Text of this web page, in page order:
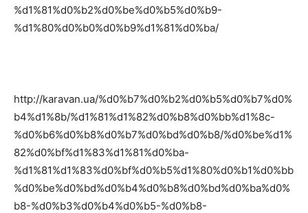
%d1%81%d0%b2%d0%be%d0%b5%d0%b9-
%d1%80%d0%b0%d0%b9%d1%81%d0%ba/
http://karavan.ua/%d0%b7%d0%b2%d0%b5%d0%b7%d0%
b4%d1%8b/%d1%81%d1%82%d0%b8%d0%bb%d1%8c-
%d0%b6%d0%b8%d0%b7%d0%bd%d0%b8/%d0%be%d1%
82%d0%bf%d1%83%d1%81%d0%ba-
%d1%81%d1%83%d0%bf%d0%b5%d1%80%d0%b1%d0%bb
%d0%be%d0%bd%d0%b4%d0%b8%d0%bd%d0%ba%d0%
b8-%d0%b3%d0%b4%d0%b5-%d0%b8-